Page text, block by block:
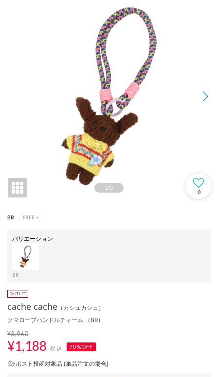
1 /5
0
BR FREE ×
バリエーション
BR
cache cache （カシュカシュ）
クマロープハンドルチャーム （BR）
¥3,960
¥1,188 税込 70%OFF
ポスト投函対象品 (単品注文の場合)